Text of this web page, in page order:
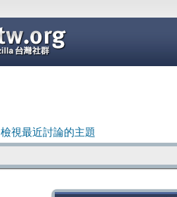
檢視最近討論的主題